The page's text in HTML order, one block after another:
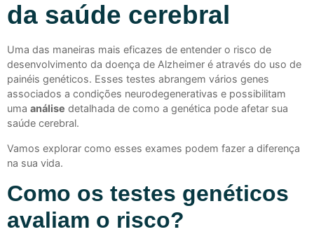
da saúde cerebral
Uma das maneiras mais eficazes de entender o risco de
desenvolvimento da doença de Alzheimer é através do uso de
painéis genéticos. Esses testes abrangem vários genes
associados a condições neurodegenerativas e possibilitam
uma análise detalhada de como a genética pode afetar sua
saúde cerebral.
Vamos explorar como esses exames podem fazer a diferença
na sua vida.
Como os testes genéticos
avaliam o risco?